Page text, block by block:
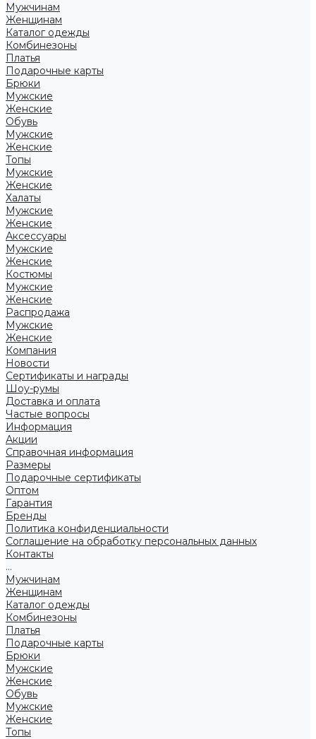
Мужчинам
Женщинам
Каталог одежды
Комбинезоны
Платья
Подарочные карты
Брюки
Мужские
Женские
Обувь
Мужские
Женские
Топы
Мужские
Женские
Халаты
Мужские
Женские
Аксессуары
Мужские
Женские
Костюмы
Мужские
Женские
Распродажа
Мужские
Женские
Компания
Новости
Сертификаты и награды
Шоу-румы
Доставка и оплата
Частые вопросы
Информация
Акции
Справочная информация
Размеры
Подарочные сертификаты
Оптом
Гарантия
Бренды
Политика конфиденциальности
Соглашение на обработку персональных данных
Контакты
...
Мужчинам
Женщинам
Каталог одежды
Комбинезоны
Платья
Подарочные карты
Брюки
Мужские
Женские
Обувь
Мужские
Женские
Топы